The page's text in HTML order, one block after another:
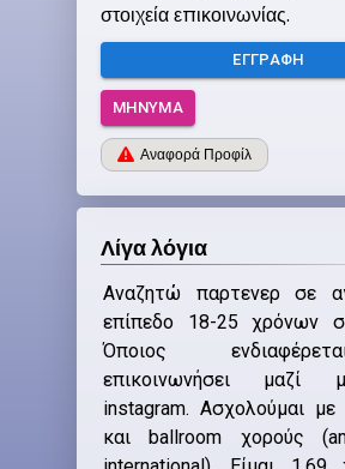
στοιχεία επικοινωνίας.
ΕΓΓΡΑΦΉ
ΜΉΝΥΜΑ
Αναφορά Προφίλ
Λίγα λόγια